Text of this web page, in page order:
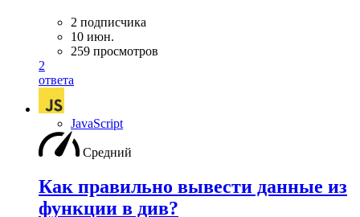
2 подписчика
10 июн.
259 просмотров
2
ответа
JavaScript
Средний
Как правильно вывести данные из
функции в див?